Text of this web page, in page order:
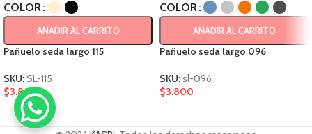
COLOR
AÑADIR AL CARRITO
Pañuelo seda largo 115
SKU:SL-115
$3.800
COLOR
AÑADIR AL CARRITO
Pañuelo seda largo 096
SKU:sl-096
$3.800